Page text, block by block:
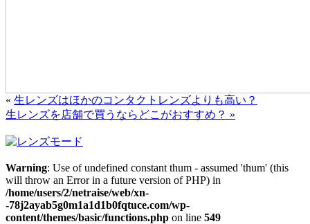
« 生レンズはほかのコンタクトレンズよりも高い？
生レンズを店舗で買うならどこがおすすめ？ »
Warning: Use of undefined constant thum - assumed 'thum' (this
will throw an Error in a future version of PHP) in
/home/users/2/netraise/web/xn-
-78j2ayab5g0m1a1d1b0fqtuce.com/wp-
content/themes/basic/functions.php on line 549